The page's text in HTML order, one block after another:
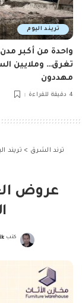
تريند اليوم
واحدة من أكبر مدن
تغرق… وملايين
مهددون
4 دقيقة للقراءة
ترند الشرق > تريند
عروض
كتب